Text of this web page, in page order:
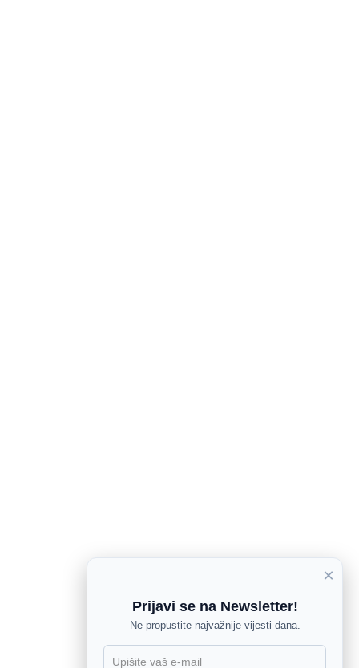
×
Prijavi se na Newsletter!
Ne propustite najvažnije vijesti dana.